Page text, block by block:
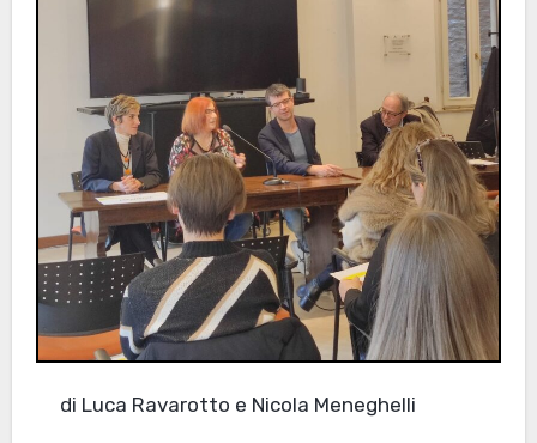
di Luca Ravarotto e Nicola Meneghelli